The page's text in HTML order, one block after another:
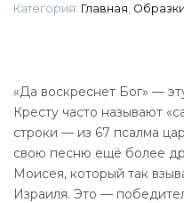
Категория: Главная
«Да воскреснет Бог» —
Кресту часто называют
строки — из 67 псалма
свою песню ещё более
Моисея, который так
Израиля. Это —